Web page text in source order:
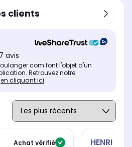
clients
avis
font l'objet d'un
Retrouvez notre
en cliquant ici.
Achat vérifié HENRI